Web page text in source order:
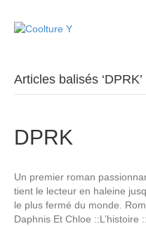
Articles balisés ‘DPRK’
DPRK
Un premier roman
tient le lecteur en haleine
le plus fermé du monde.
Daphnis Et Chloe